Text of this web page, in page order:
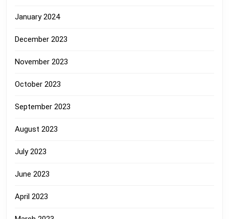
January 2024
December 2023
November 2023
October 2023
September 2023
August 2023
July 2023
June 2023
April 2023